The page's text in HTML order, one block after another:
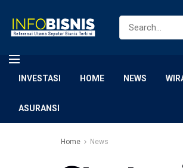
INVESTASI HOME NEWS
ASURANSI
Home News